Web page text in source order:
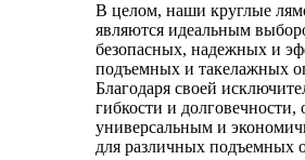
В целом, наши круглые
являются идеальным
безопасных, надежных и
подъемных и такелажных
Благодаря своей
гибкости и долговечности,
универсальным и
для различных подъемных